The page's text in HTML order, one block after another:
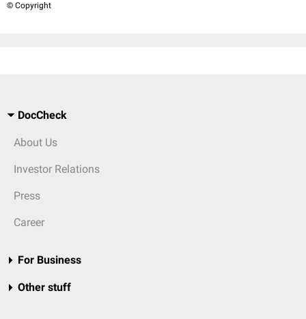
© Copyright
DocCheck
About Us
Investor Relations
Press
Career
For Business
Other stuff